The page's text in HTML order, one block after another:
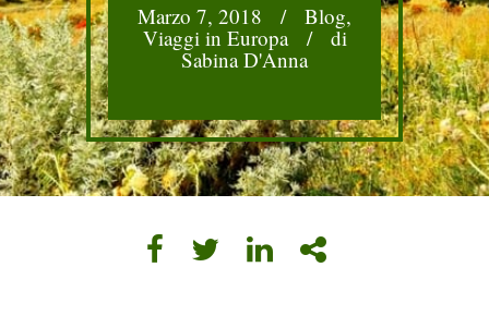
Marzo 7, 2018 / Blog,
Viaggi in Europa/ di
Sabina D'Anna